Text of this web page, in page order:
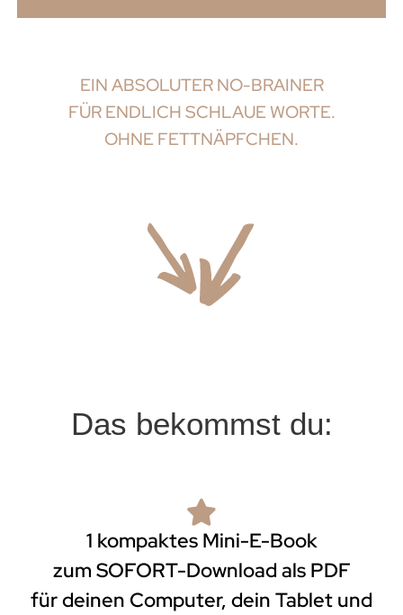
EIN ABSOLUTER NO-BRAINER
FÜR ENDLICH SCHLAUE WORTE.
OHNE FETTNÄPFCHEN.
Das bekommst du:
1 kompaktes Mini-E-Book
zum SOFORT-Download als PDF
für deinen Computer, dein Tablet und